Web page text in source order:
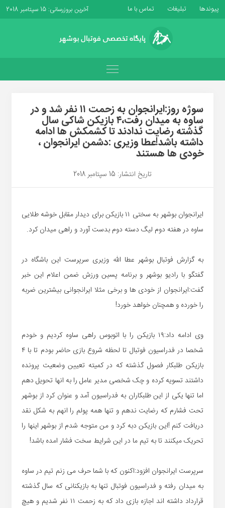
پیوندها تبلیغات تماس با ما آخرین بروزرسانی: 15 سپتامبر 2018
سوژه روز:ایرانجوان به زحمت ۱۱ نفر شد و در
ساوه به میدان رفت،۴ بازیکن شاکی سال
گذشته رضایت ندادند تا کشمکش ها ادامه
داشته باشد!عطا وزیری :دشمن ایرانجوان ،
خودی ها هستند
تاریخ انتشار: 15 سپتامبر 2018
ایرانجوان بوشهر به سختی ۱۱ بازیکن برای دیدار مقابل خوشه طلایی
ساوه در هفته دوم لیگ دسته دوم بدست آورد و راهی میدان کرد.
به گزارش فوتبال بوشهر عطا الله وزیری سرپرست این باشگاه در
گفتگو با رادیو بوشهر و برنامه پسین ورزش ضمن اعلام این خبر
گفت:ایرانجوان از خودی ها و برخی مثلا ایرانجوانی بیشترین ضربه
را خورده و همچنان خواهد خورد!
وی ادامه داد:۱۹ بازیکن را با اتوبوس راهی ساوه کردیم و خودم
شخصا در فدراسیون فوتبال تا لحظه شروع بازی حاضر بودم تا با ۴
بازیکن طلبکار فصول گذشته که در کمیته تعیین وضعیت پرونده
داشتند تسویه کرده و چک شخصی مدیر عامل را به انها تحویل دهم
اما تنها یکی از این طلبکاران به فدراسیون آمد و عنوان کرد از بوشهر
تحت فشارم که رضایت ندهم و تنها همه پولم را انهم به شکل نقد
دریافت کنم !این بازیکن دبه کرد و من متوجه شدم از بوشهر اینها را
تحریک میکنند تا به تیم ما در این شرایط سخت فشار امده باشد!
سرپرست ایرانجوان افزود:اکنون که با شما حرف می زنم تیم در ساوه
به میدان رفته و فدراسیون فوتبال تنها به بازیکنانی که سال گذشته
قرارداد داشته اند اجازه بازی داد که به زحمت ۱۱ نفر شدیم و هیچ